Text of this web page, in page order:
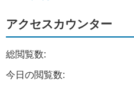
アクセスカウンター
総閲覧数:
今日の閲覧数: